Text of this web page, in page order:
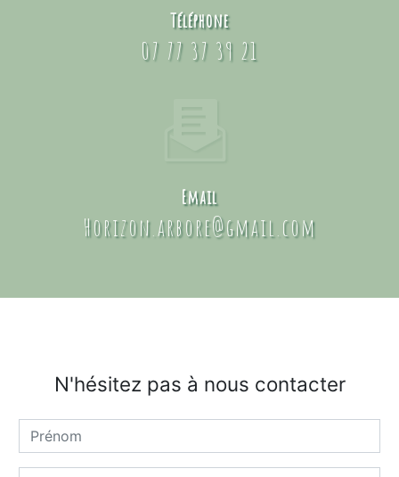
Téléphone
07 77 37 39 21
Email
horizon.arbore@gmail.com
N'hésitez pas à nous contacter